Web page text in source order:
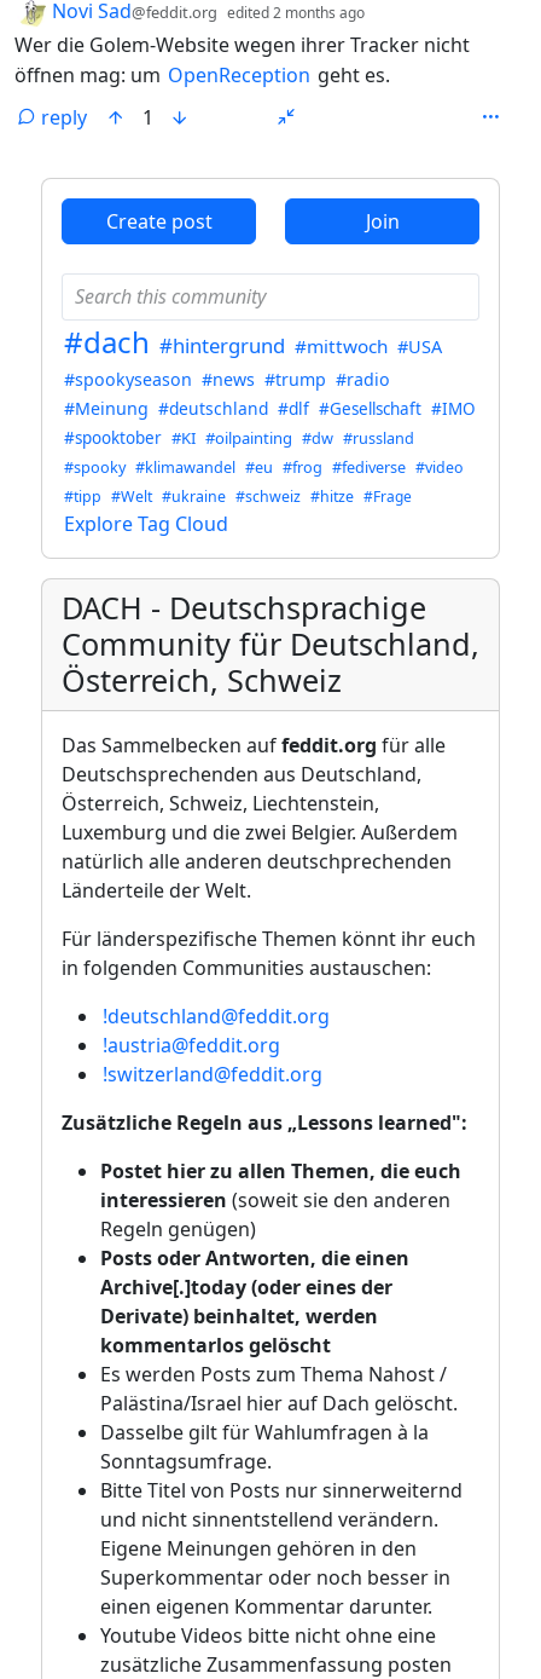
by Novi Sad@feddit.org edited2 months ago
Wer die Golem-Website wegen ihrer Tracker nicht
öffnen mag: um OpenReception geht es.
reply
1
Create post Join
#dach #hintergrund #mittwoch #USA
#spookyseason #news #trump #radio
#Meinung #deutschland #dlf #Gesellschaft #IMO
#spooktober #KI #oilpainting #dw #russland
#spooky #klimawandel #eu #frog #fediverse #video
#tipp #Welt #ukraine #schweiz #hitze #Frage
Explore Tag Cloud
DACH - Deutschsprachige
Community für Deutschland,
Österreich, Schweiz
Das Sammelbecken auffeddit.org für alle
Deutschsprechenden aus Deutschland,
Österreich, Schweiz, Liechtenstein,
Luxemburg und die zwei Belgier. Außerdem
natürlich alle anderen deutschprechenden
Länderteile der Welt.
Für länderspezifische Themen könnt ihr euch
in folgenden Communities austauschen:
!deutschland@feddit.org
!austria@feddit.org
!switzerland@feddit.org
Zusätzliche Regeln aus „Lessons learned":
Postet hier zu allen Themen, die euch
interessieren (soweit sie den anderen
Regeln genügen)
Posts oder Antworten, die einen
Archive[.]today (oder eines der
Derivate) beinhaltet, werden
kommentarlos gelöscht
Es werden Posts zum Thema Nahost /
Palästina/Israel hier auf Dach gelöscht.
Dasselbe gilt für Wahlumfragen à la
Sonntagsumfrage.
Bitte Titel von Posts nur sinnerweiternd
und nicht sinnentstellend verändern.
Eigene Meinungen gehören in den
Superkommentar oder noch besser in
einen eigenen Kommentar darunter.
Youtube Videos bitte nicht ohne eine
zusätzliche Zusammenfassung posten